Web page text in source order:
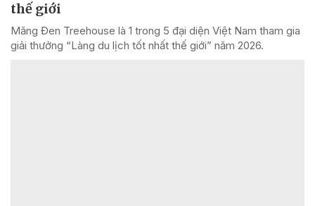
thế giới
Măng Đen Treehouse là 1 trong 5 đại diện Việt Nam tham gia
giải thưởng “Làng du lịch tốt nhất thế giới” năm 2026.